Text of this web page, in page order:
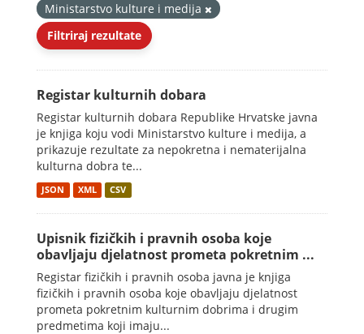
Ministarstvo kulture i medija
Filtriraj rezultate
Registar kulturnih dobara
Registar kulturnih dobara Republike Hrvatske javna
je knjiga koju vodi Ministarstvo kulture i medija, a
prikazuje rezultate za nepokretna i nematerijalna
kulturna dobra te...
JSON XML CSV
Upisnik fizičkih i pravnih osoba koje
obavljaju djelatnost prometa pokretnim ...
Registar fizičkih i pravnih osoba javna je knjiga
fizičkih i pravnih osoba koje obavljaju djelatnost
prometa pokretnim kulturnim dobrima i drugim
predmetima koji imaju...